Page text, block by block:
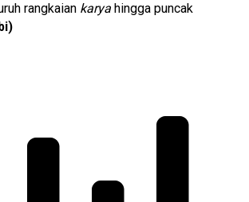
rangkaian karya hingga puncak